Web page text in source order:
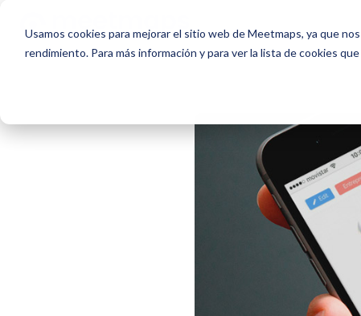
Usamos cookies para mejorar el sitio web de Meetmaps, ya que
rendimiento. Para más información y para ver la lista de cookies